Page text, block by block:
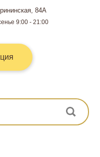
84А
9:00 - 21:00